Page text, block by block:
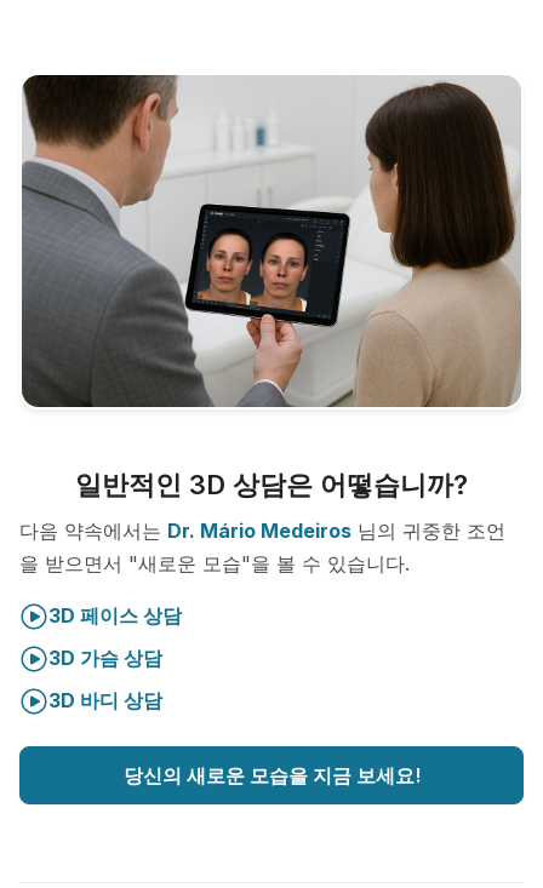
일반적인 3D 상담은 어떻습니까?
다음 약속에서는 Dr. Mário Medeiros 님의 귀중한 조언
을 받으면서 "새로운 모습"을 볼 수 있습니다.
3D 페이스 상담
3D 가슴 상담
3D 바디 상담
당신의 새로운 모습을 지금 보세요!